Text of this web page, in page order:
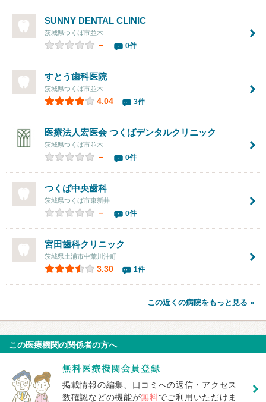
SUNNY DENTAL CLINIC
茨城県つくば市並木
－ 0件
すとう歯科医院
茨城県つくば市並木
4.04 3件
医療法人宏医会つくばデンタルクリニック
茨城県つくば市並木
－ 0件
つくば中央歯科
茨城県つくば市東新井
－ 0件
宮田歯科クリニック
茨城県土浦市中荒川沖町
3.30 1件
この近くの病院をもっと見る »
この医療機関の関係者の方へ
掲載情報の編集、口コミへの返信・アクセス
数確認などの機能が無料でご利用いただけま